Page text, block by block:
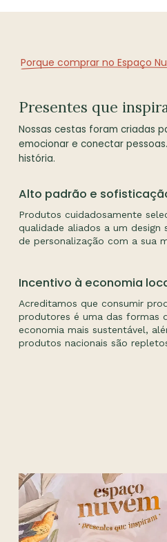
Nenhum
Porque comprar no Espaço
Presentes que
Nossas cestas foram criadas
emocionar e conectar
história.
Alto padrão e
Produtos cuidadosamente
qualidade aliados a um
de personalização com a sua
Incentivo à economia
Acreditamos que consumir
produtores é uma das formas
economia mais sustentável,
produtos nacionais são